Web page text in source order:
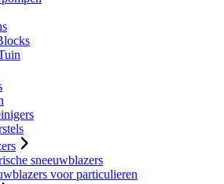
sneeuwblazers
voor particulieren